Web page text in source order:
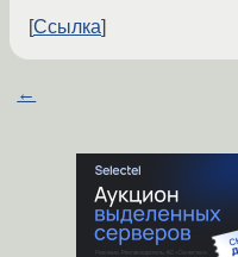
Ссылка
←